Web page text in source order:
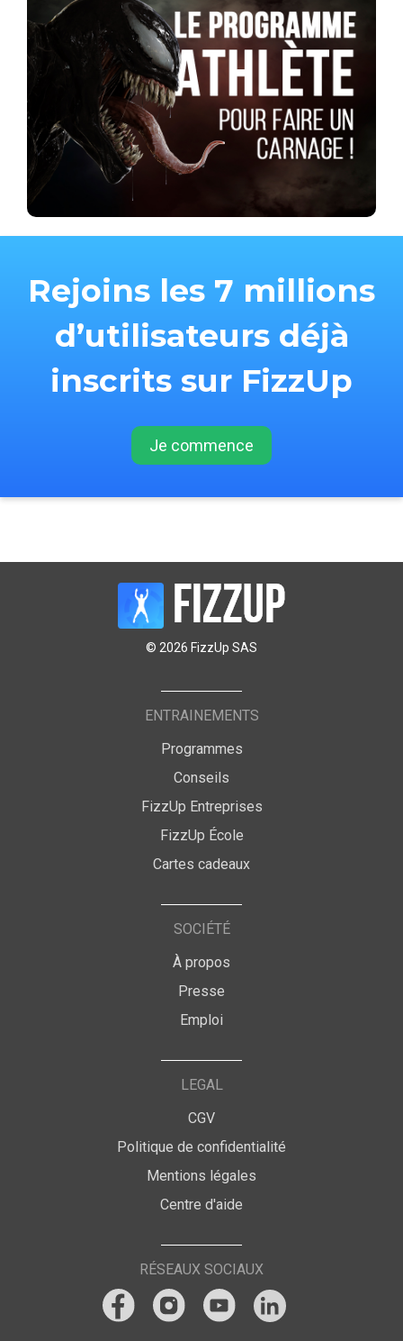
Rejoins les 7 millions
d’utilisateurs déjà
inscrits sur FizzUp
Je commence
© 2026 FizzUp SAS
ENTRAINEMENTS
Programmes
Conseils
FizzUp Entreprises
FizzUp École
Cartes cadeaux
SOCIÉTÉ
À propos
Presse
Emploi
LEGAL
CGV
Politique de confidentialité
Mentions légales
Centre d'aide
RÉSEAUX SOCIAUX